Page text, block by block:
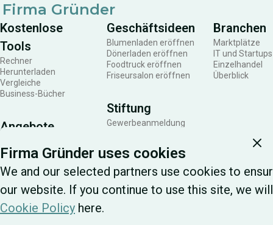
die
und
Firma Gründer
Kostenlose
Tools
Rechner
Herunterladen
Vergleiche
Business-Bücher
Angebote
Geschäftsideen
Blumenladen eröffnen
Dönerladen eröffnen
Foodtruck eröffnen
Friseursalon eröffnen
Stiftung
Gewerbeanmeldung
Kundengewinnung
Branchen
Marktplätze
IT und Startups
Einzelhandel
Überblick
© 2026 Das Gründer Inc
Firma Gründer uses cookies
We and our selected partners use cookies to
our website. If you continue to use this site, we
Cookie Policy here.